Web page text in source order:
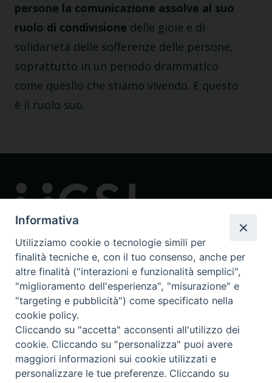
persone la comunicazione assolve al suo
ruolo di condivisione delle gioie e di
solidarietà delle sofferenze delle persone,
soprattutto in un periodo drammatico
come quesllo che stiamo vivendo. E questo
è il ruolo suo.
Contatti
via in Lucina 16/a, 00186 Roma
tel: 0668802874
fax: 0645449621
email: ucsi@ucsi.it
Redazione centrale
Informativa
Utilizziamo cookie o tecnologie simili per
finalità tecniche e, con il tuo consenso, anche per
altre finalità ("interazioni e funzionalità semplici",
"miglioramento dell'esperienza", "misurazione" e
"targeting e pubblicità") come specificato nella
cookie policy.
Cliccando su "accetta" acconsenti all'utilizzo dei
cookie. Cliccando su "personalizza" puoi avere
maggiori informazioni sui cookie utilizzati e
personalizzare le tue preferenze. Cliccando su